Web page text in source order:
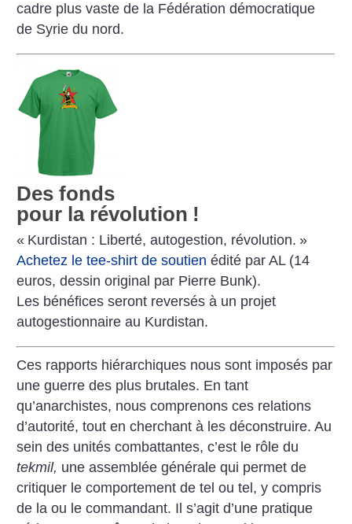
cadre plus vaste de la Fédération démocratique
de Syrie du nord.
Des fonds
pour la révolution !
« Kurdistan : Liberté, autogestion, révolution. »
Achetez le tee-shirt de soutien édité par AL (14
euros, dessin original par Pierre Bunk).
Les bénéfices seront reversés à un projet
autogestionnaire au Kurdistan.
Ces rapports hiérarchiques nous sont imposés par
une guerre des plus brutales. En tant
qu’anarchistes, nous comprenons ces relations
d’autorité, tout en cherchant à les déconstruire. Au
sein des unités combattantes, c’est le rôle du
tekmil, une assemblée générale qui permet de
critiquer le comportement de tel ou tel, y compris
de la ou le commandant. Il s’agit d’une pratique